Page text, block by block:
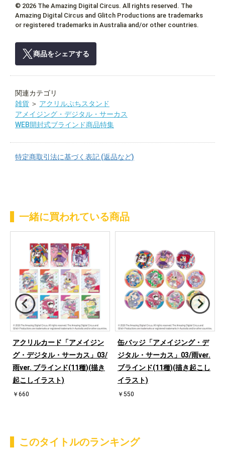
© 2026 The Amazing Digital Circus. All rights reserved. The
Amazing Digital Circus and Glitch Productions are trademarks
or registered trademarks in Australia and/or other countries.
商品をシェアする
関連カテゴリ
雑貨 ＞ アクリルぷちスタンド
アメイジング・デジタル・サーカス
WEB開封式ブラインド商品特集
特定商取引法に基づく表記 (返品など)
一緒に買われている商品
アクリルカード「アメイジン
グ・デジタル・サーカス」03/
雨ver. ブラインド(11種)(描き
起こしイラスト)
￥660
缶バッジ「アメイジング・デ
ジタル・サーカス」03/雨ver.
ブラインド(11種)(描き起こし
イラスト)
￥550
このタイトルのランキング